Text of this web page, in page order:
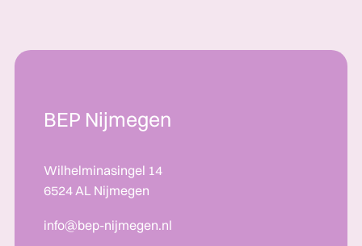
BEP Nijmegen
Wilhelminasingel 14
6524 AL Nijmegen
info@bep-nijmegen.nl